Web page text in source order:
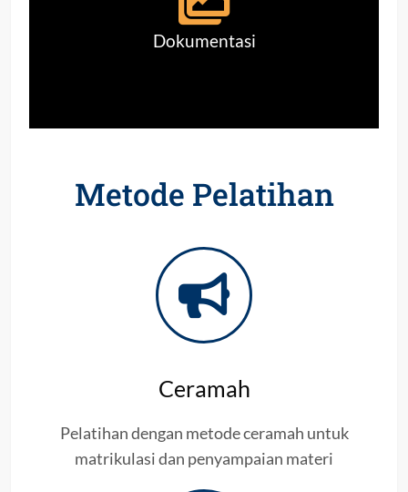
Dokumentasi
Metode Pelatihan
Ceramah
Pelatihan dengan metode ceramah untuk
matrikulasi dan penyampaian materi